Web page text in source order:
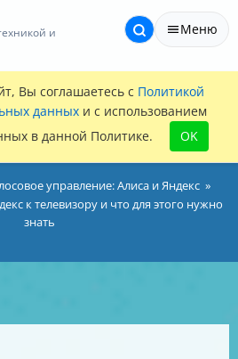
и
Меню
Вы соглашаетесь с Политикой
данных и с использованием
в данной Политике.
OK
управление: Алиса и Яндекс
к телевизору и что для этого нужно
знать